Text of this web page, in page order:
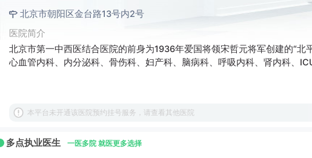
北京市朝阳区金台路13号内2号
医院简介
北京市第一中西医结合医院的前身为1936年爱国将领宋哲元将军创建的“
心血管内科、内分泌科、骨伤科、妇产科、脑病科、呼吸内科、肾内科、
本平台未开通该医院预约挂号服务，请查看其他医院
多点执业医生 一医多院 就医更多选择